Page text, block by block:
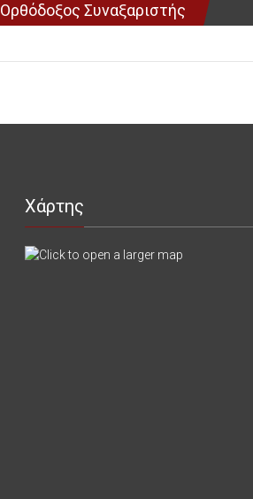
Ορθόδοξος Συναξαριστής
Χάρτης